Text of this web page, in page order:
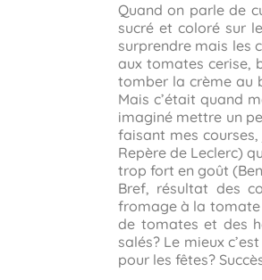
Quand on parle de
sucré et coloré sur
surprendre mais les
aux tomates cerise,
tomber la crème au
Mais c’était quand
imaginé mettre un
faisant mes
Repère de Leclerc)
trop fort en goût
Bref, résultat des
fromage à la tomate
de tomates et des
salés? Le mieux
pour les fêtes?